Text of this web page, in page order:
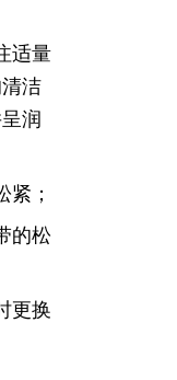
适量
洁
润
紧；
的松
更换